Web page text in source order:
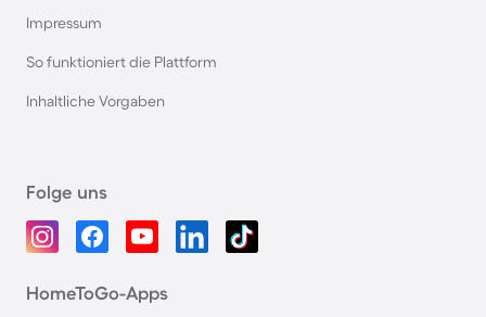
Impressum
So funktioniert die Plattform
Inhaltliche Vorgaben
Folge uns
HomeToGo-Apps